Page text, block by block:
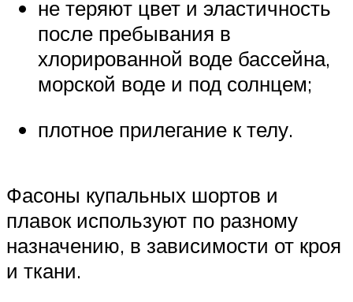
не теряют цвет и эластичность
после пребывания в
хлорированной воде бассейна,
морской воде и под солнцем;
плотное прилегание к телу.
Фасоны купальных шортов и
плавок используют по разному
назначению, в зависимости от кроя
и ткани.